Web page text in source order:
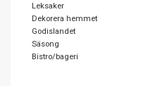
Leksaker
Dekorera hemmet
Godislandet
Säsong
Bistro/bageri